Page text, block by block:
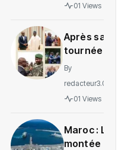
des
Ituri
01 Views
Après sa
tournée
régionale,
de
By
redacteur3.0
01 Views
Maroc : La
montée en